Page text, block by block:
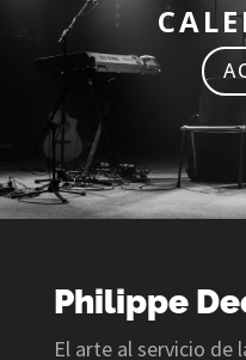
Philippe
El arte al servicio de